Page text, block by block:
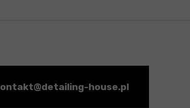
house.pl